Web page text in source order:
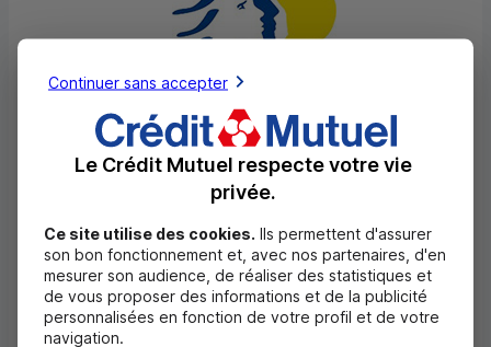
2 - Le Centre Hospitalier de
Béthune (62) – Parcours forme
et bien-être / 30 000 €
Cet hôpital de proximité crée un parcours de santé
Continuer sans accepter
Le Crédit Mutuel respecte votre vie
privée.
Ce site utilise des cookies. Ils permettent d'assurer
son bon fonctionnement et, avec nos partenaires, d'en
mesurer son audience, de réaliser des statistiques et
de vous proposer des informations et de la publicité
personnalisées en fonction de votre profil et de votre
navigation.